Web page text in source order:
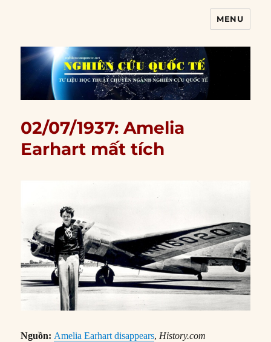
MENU
02/07/1937: Amelia
Earhart mất tích
Nguồn: Amelia Earhart disappears, History.com